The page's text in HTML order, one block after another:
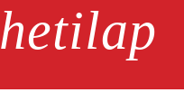
hetilap